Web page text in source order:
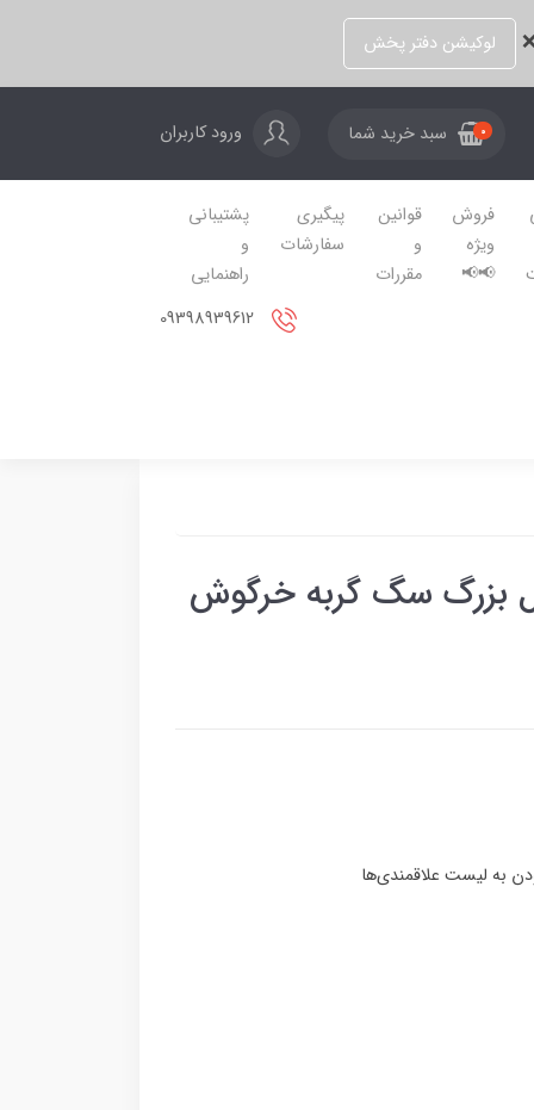
لوکیشن دفتر پخش
0 سبد خرید شما ورود کاربران
فروش
ویژه
📢📢
قوانین
و
مقررات
پیگیری
سفارشات
پشتیبانی
و
راهنمایی
بزرگ سگ گربه خرگوش